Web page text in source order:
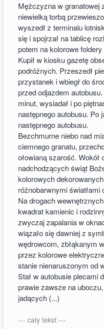
Mężczyzna w granatowej
niewielką torbą
wyszedł z terminalu
się i spojrzał na tablicę
potem na kolorowe
Kupił w kiosku gazetę
podróżnych. Przeszedł
przystanek i wbiegł do
przed odjazdem
minut, wysiadał i po
następnego autobusu. Po
następnego autobusu.
Bezchmurne niebo nad
ciemnego granatu,
ołowianą szarość.
nadchodzących świąt
kolorowych
różnobarwnymi
Na drogach
kwadrat kamienic i
zwyczaj zapalania w
wiązało się dawniej z
wędrowcom, zbłąkanym
przez kolorowe
stanie nienaruszonym od
Stał w autobusie plecami
prawie zawsze na
jadących (...)
--- cały tekst ---